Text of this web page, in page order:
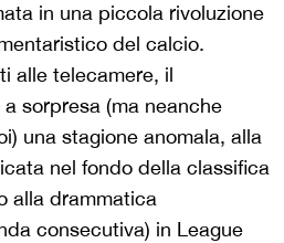
in una piccola rivoluzione
del calcio.
alle telecamere, il
sorpresa (ma neanche
una stagione anomala, alla
nel fondo della classifica
alla drammatica
consecutiva) in League